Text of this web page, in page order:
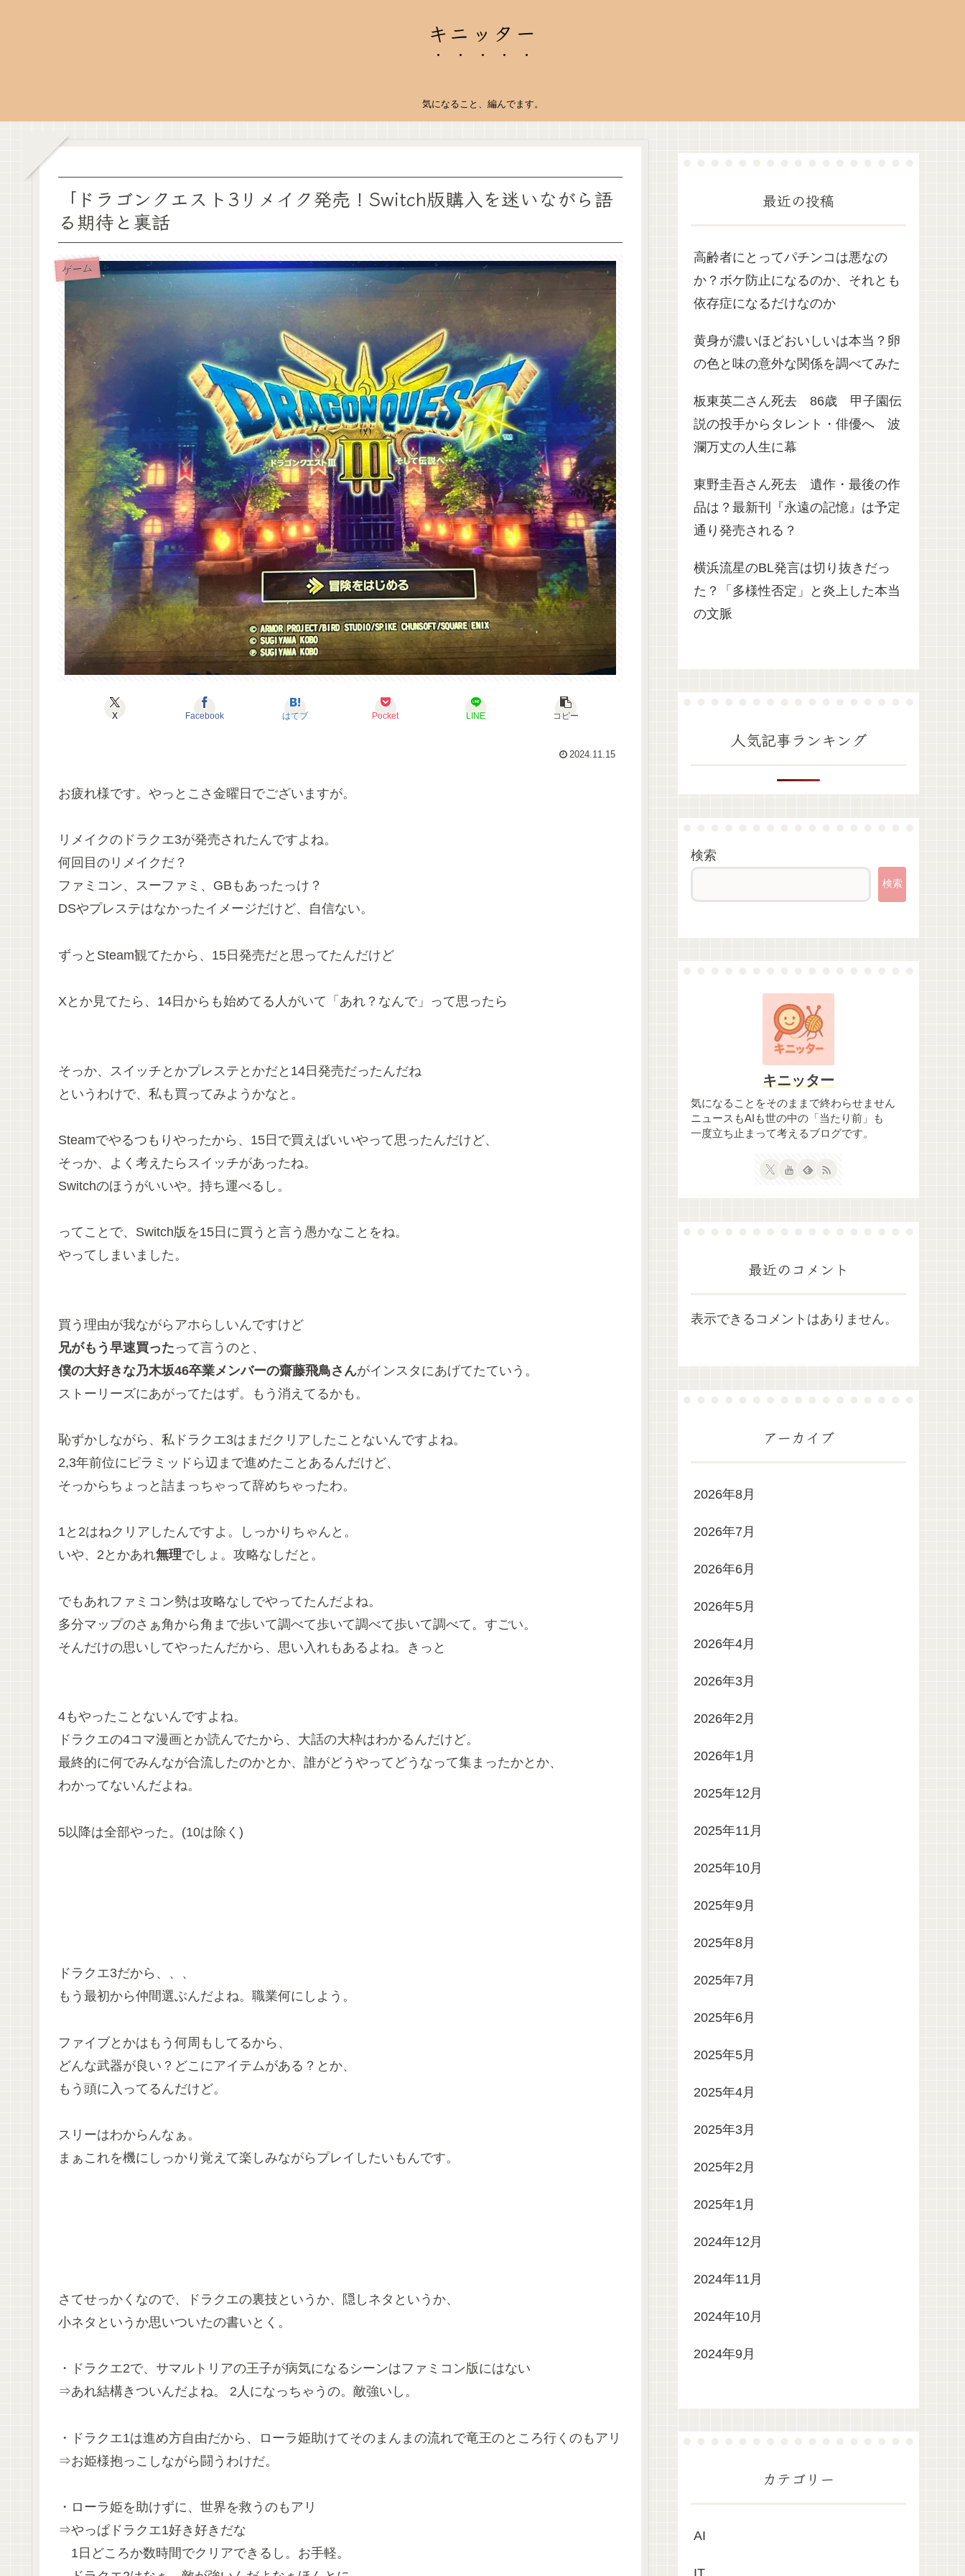
キニッター
気になること、編んでます。
「ドラゴンクエスト3リメイク発売！Switch版購入を迷いながら語
る期待と裏話
ゲーム
X Facebook はてブ Pocket LINE コピー
2024.11.15
お疲れ様です。やっとこさ金曜日でございますが。
リメイクのドラクエ3が発売されたんですよね。
何回目のリメイクだ？
ファミコン、スーファミ、GBもあったっけ？
DSやプレステはなかったイメージだけど、自信ない。
ずっとSteam観てたから、15日発売だと思ってたんだけど
Xとか見てたら、14日からも始めてる人がいて「あれ？なんで」って思ったら
そっか、スイッチとかプレステとかだと14日発売だったんだね
というわけで、私も買ってみようかなと。
Steamでやるつもりやったから、15日で買えばいいやって思ったんだけど、
そっか、よく考えたらスイッチがあったね。
Switchのほうがいいや。持ち運べるし。
ってことで、Switch版を15日に買うと言う愚かなことをね。
やってしまいました。
買う理由が我ながらアホらしいんですけど
兄がもう早速買ったって言うのと、
僕の大好きな乃木坂46卒業メンバーの齋藤飛鳥さんがインスタにあげてたていう。
ストーリーズにあがってたはず。もう消えてるかも。
恥ずかしながら、私ドラクエ3はまだクリアしたことないんですよね。
2,3年前位にピラミッドら辺まで進めたことあるんだけど、
そっからちょっと詰まっちゃって辞めちゃったわ。
1と2はねクリアしたんですよ。しっかりちゃんと。
いや、2とかあれ無理でしょ。攻略なしだと。
でもあれファミコン勢は攻略なしでやってたんだよね。
多分マップのさぁ角から角まで歩いて調べて歩いて調べて歩いて調べて。すごい。
そんだけの思いしてやったんだから、思い入れもあるよね。きっと
4もやったことないんですよね。
ドラクエの4コマ漫画とか読んでたから、大話の大枠はわかるんだけど。
最終的に何でみんなが合流したのかとか、誰がどうやってどうなって集まったかとか、
わかってないんだよね。
5以降は全部やった。(10は除く)
ドラクエ3だから、、、
もう最初から仲間選ぶんだよね。職業何にしよう。
ファイブとかはもう何周もしてるから、
どんな武器が良い？どこにアイテムがある？とか、
もう頭に入ってるんだけど。
スリーはわからんなぁ。
まぁこれを機にしっかり覚えて楽しみながらプレイしたいもんです。
さてせっかくなので、ドラクエの裏技というか、隠しネタというか、
小ネタというか思いついたの書いとく。
・ドラクエ2で、サマルトリアの王子が病気になるシーンはファミコン版にはない
⇒あれ結構きついんだよね。 2人になっちゃうの。敵強いし。
・ドラクエ1は進め方自由だから、ローラ姫助けてそのまんまの流れで竜王のところ行くのもアリ
⇒お姫様抱っこしながら闘うわけだ。
・ローラ姫を助けずに、世界を救うのもアリ
⇒やっぱドラクエ1好き好きだな
1日どころか数時間でクリアできるし。お手軽。
最近の投稿
高齢者にとってパチンコは悪なの
か？ボケ防止になるのか、それとも
依存症になるだけなのか
黄身が濃いほどおいしいは本当？卵
の色と味の意外な関係を調べてみた
板東英二さん死去 86歳 甲子園伝
説の投手からタレント・俳優へ 波
瀾万丈の人生に幕
東野圭吾さん死去 遺作・最後の作
品は？最新刊『永遠の記憶』は予定
通り発売される？
横浜流星のBL発言は切り抜きだっ
た？「多様性否定」と炎上した本当
の文脈
人気記事ランキング
検索
検索
キニッター
気になることをそのままで終わらせません
ニュースもAIも世の中の「当たり前」も
一度立ち止まって考えるブログです。
最近のコメント
表示できるコメントはありません。
アーカイブ
2026年8月
2026年7月
2026年6月
2026年5月
2026年4月
2026年3月
2026年2月
2026年1月
2025年12月
2025年11月
2025年10月
2025年9月
2025年8月
2025年7月
2025年6月
2025年5月
2025年4月
2025年3月
2025年2月
2025年1月
2024年12月
2024年11月
2024年10月
2024年9月
カテゴリー
AI